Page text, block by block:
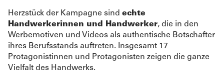
Herzstück der Kampagne sind echte
Handwerkerinnen und Handwerker, die in den
Werbemotiven und Videos als authentische Botschafter
ihres Berufsstands auftreten. Insgesamt 17
Protagonistinnen und Protagonisten zeigen die ganze
Vielfalt des Handwerks.